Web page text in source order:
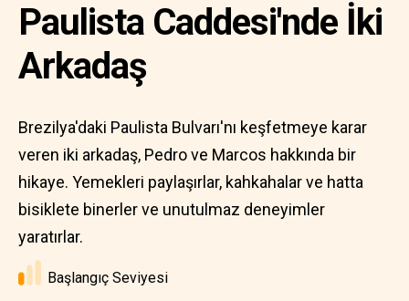
Paulista Caddesi'nde İki
Arkadaş
Brezilya'daki Paulista Bulvarı'nı keşfetmeye karar
veren iki arkadaş, Pedro ve Marcos hakkında bir
hikaye. Yemekleri paylaşırlar, kahkahalar ve hatta
bisiklete binerler ve unutulmaz deneyimler
yaratırlar.
Başlangıç Seviyesi